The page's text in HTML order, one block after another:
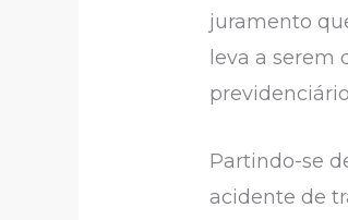
juramento
leva a serem
Partindo-se
acidente de